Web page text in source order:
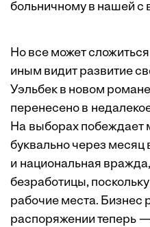
больничному в нашей с
Но все может
иным видит развитие
Уэльбек в новом
перенесено в
На выборах побеждает
буквально через месяц
и национальная
безработицы,
рабочие места. Бизнес
распоряжении теперь